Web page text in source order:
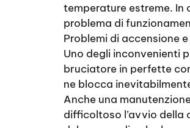
temperature estreme. In
problema di
Problemi di accensione
Uno degli inconvenienti
bruciatore in perfette
ne blocca
Anche una
difficoltoso l’avvio della